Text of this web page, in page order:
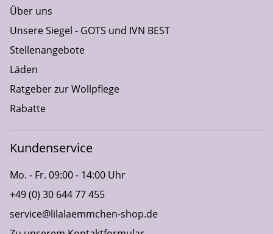
Über uns
Unsere Siegel - GOTS und IVN BEST
Stellenangebote
Läden
Ratgeber zur Wollpflege
Rabatte
Kundenservice
Mo. - Fr. 09:00 - 14:00 Uhr
+49 (0) 30 644 77 455
service@lilalaemmchen-shop.de